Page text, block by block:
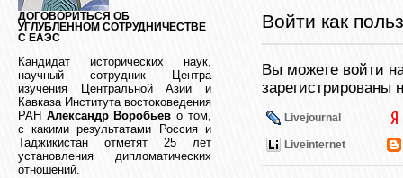
ДОГОВОРИТЬСЯ ОБ
УГЛУБЛЕННОМ СОТРУДНИЧЕСТВЕ
С ЕАЭС
Кандидат исторических наук,
научный сотрудник Центра
изучения Центральной Азии и
Кавказа Института востоковедения
РАН Александр Воробьев о том,
с какими результатами Россия и
Таджикистан отметят 25 лет
установления дипломатических
отношений.
Войти как
Вы можете войти
зарегистрированы
Livejournal
Liveinternet